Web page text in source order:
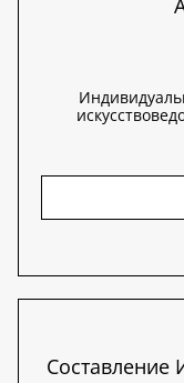
Составление